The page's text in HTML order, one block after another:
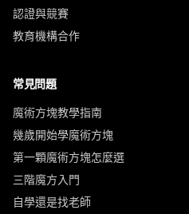
認證與競賽
教育機構合作
常見問題
魔術方塊教學指南
幾歲開始學魔術方塊
第一顆魔術方塊怎麼選
三階魔方入門
自學還是找老師